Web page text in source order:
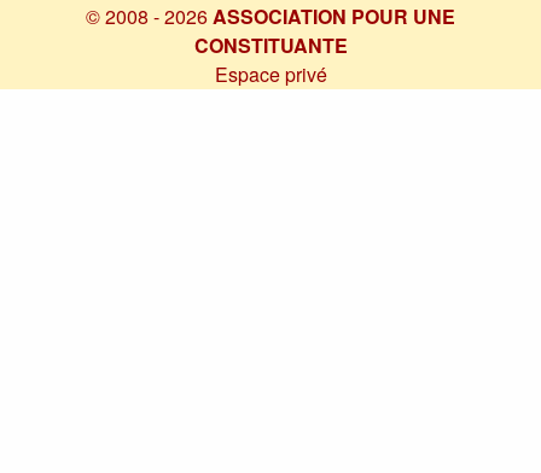
© 2008 - 2026ASSOCIATION POUR UNE
CONSTITUANTE
Espace privé